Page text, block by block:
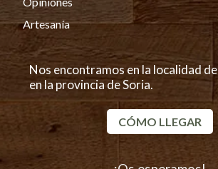
Artesanía
Nos encontramos en la localidad
en la provincia de Soria.
CÓMO LLEGAR